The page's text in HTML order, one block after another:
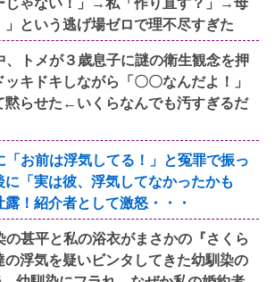
じゃない！」→私「作り直す？」→母
」という逃げ場ゼロで理不尽すぎた
、トメが３歳息子に謎の衛生観念を押
キドキしながら「〇〇なんだよ！」
黙らせた←いくらなんでも汚すぎるだ
「お前は浮気してる！」と冤罪で振っ
に「実は彼、浮気してなかったかも
！紹介者として激怒・・・
の甚平と私の浴衣がまさかの『さくら
の浮気を疑いビンタしてきた幼馴染の